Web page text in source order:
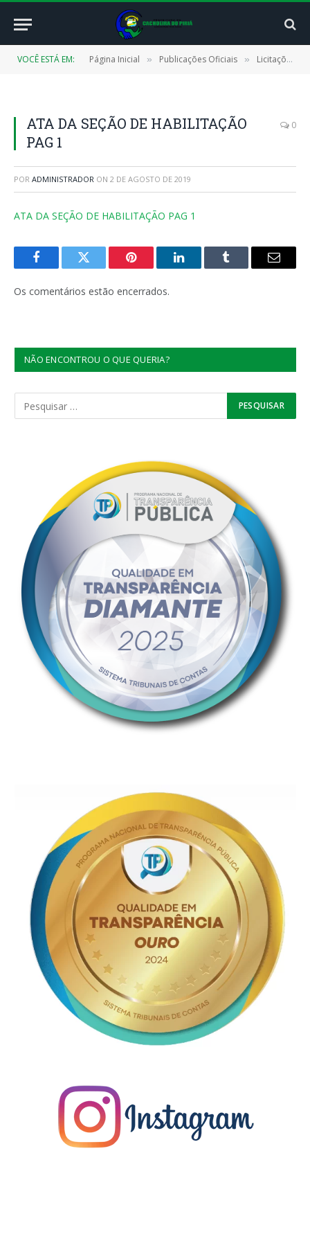
VOCÊ ESTÁ EM: Página Inicial » Publicações Oficiais » Licitações
ATA DA SEÇÃO DE HABILITAÇÃO
PAG 1
0
POR ADMINISTRADOR ON 2 DE AGOSTO DE 2019
ATA DA SEÇÃO DE HABILITAÇÃO PAG 1
FacebookTwitter Pinterest LinkedInTumblr
E-
Os comentários estão encerrados.
NÃO ENCONTROU O QUE QUERIA?